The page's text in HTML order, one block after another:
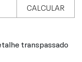
CALCULAR
transpassado